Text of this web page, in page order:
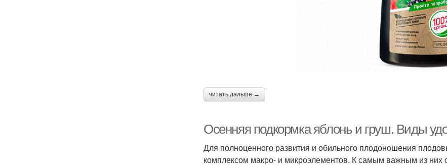
читать дальше →
Осенняя подкормка яблонь и груш. Виды
Для полноценного развития и обильного плодоношения
комплексом макро- и микроэлементов. К самым важным из них